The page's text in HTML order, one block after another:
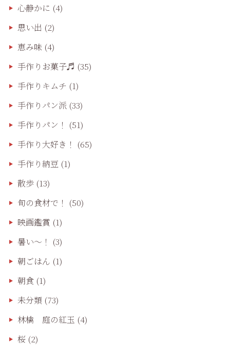
心静かに (4)
思い出 (2)
恵み味(4)
手作りお菓子♬ (35)
手作りキムチ (1)
手作りパン派 (33)
手作りパン！ (51)
手作り大好き！ (65)
手作り納豆 (1)
散歩(13)
旬の食材で！ (50)
映画鑑賞 (1)
暑い～！ (3)
朝ごはん (1)
朝食(1)
未分類 (73)
林檎 庭の紅玉 (4)
桜(2)